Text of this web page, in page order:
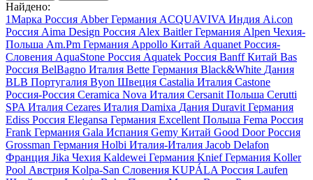
Найдено:
1Марка Россия AbberГермания ACQUAVIVA Индия Ai.con
Россия Aima Design Россия Alex BaitlerГермания Alpen Чехия-
Польша Am.Pm Германия Appollo Китай Aquanet Россия-
Словения AquaStone Россия Aquatek Россия BanffКитай Bas
Россия BelBagno Италия Bette Германия Black&White Дания
BLB Португалия Byon Швеция Castalia Италия Castone
Россия-Россия Ceramica Nova Италия Cersanit Польша Cerutti
SPA Италия Cezares Италия Damixa Дания Duravit Германия
Ediss Россия Elegansa Германия Excellent Польша Fema Россия
Frank Германия Gala Испания Gemy Китай Good DoorРоссия
Grossman Германия Holbi Италия-Италия Jacob Delafon
Франция Jika Чехия Kaldewei Германия KniefГермания Koller
Pool Австрия Kolpa-San Словения KUPÁLA Россия Laufen